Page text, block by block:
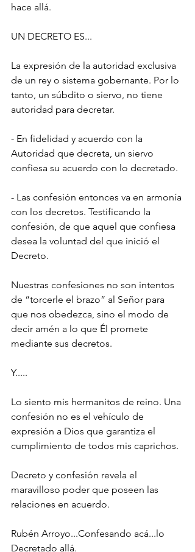
hace allá.
UN DECRETO ES...
La expresión de la autoridad exclusiva
de un rey o sistema gobernante. Por lo
tanto, un súbdito o siervo, no tiene
autoridad para decretar.
- En fidelidad y acuerdo con la
Autoridad que decreta, un siervo
confiesa su acuerdo con lo decretado.
- Las confesión entonces va en armonía
con los decretos. Testificando la
confesión, de que aquel que confiesa
desea la voluntad del que inició el
Decreto.
Nuestras confesiones no son intentos
de “torcerle el brazo” al Señor para
que nos obedezca, sino el modo de
decir amén a lo que Él promete
mediante sus decretos.
Y.....
Lo siento mis hermanitos de reino. Una
confesión no es el vehículo de
expresión a Dios que garantiza el
cumplimiento de todos mis caprichos.
Decreto y confesión revela el
maravilloso poder que poseen las
relaciones en acuerdo.
Rubén Arroyo...Confesando acá...lo
Decretado allá.